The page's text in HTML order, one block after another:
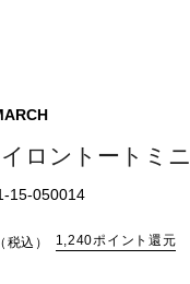
ロントートミニ
15-050014
（税込） 1,240ポイント還元